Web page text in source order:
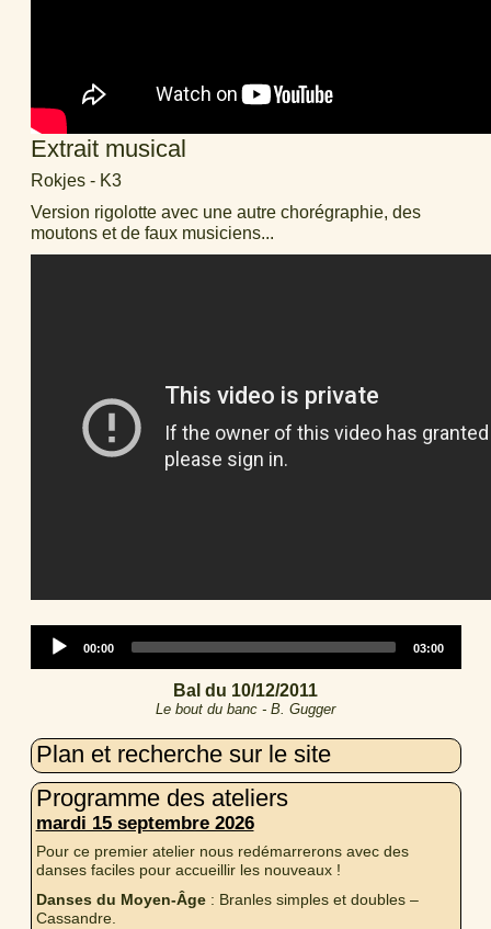
Extrait musical
Rokjes - K3
Version rigolotte avec une autre chorégraphie, des
moutons et de faux musiciens...
Player
Current
00:00
Total
03:00
Bal du 10/12/2011
Le bout du banc - B. Gugger
Plan et recherche sur le site
Programme des ateliers
mardi 15 septembre 2026
Pour ce premier atelier nous redémarrerons avec des
danses faciles pour accueillir les nouveaux !
Danses du Moyen-Âge: Branles simples et doubles –
Cassandre.